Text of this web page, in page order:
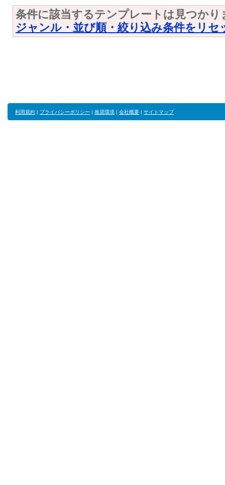
条件に該当するテンプレートは見つかり
ジャンル・並び順・絞り込み条件をリセ
利用規約 | プライバシーポリシー | 推奨環境 | 会社概要 | サイトマップ